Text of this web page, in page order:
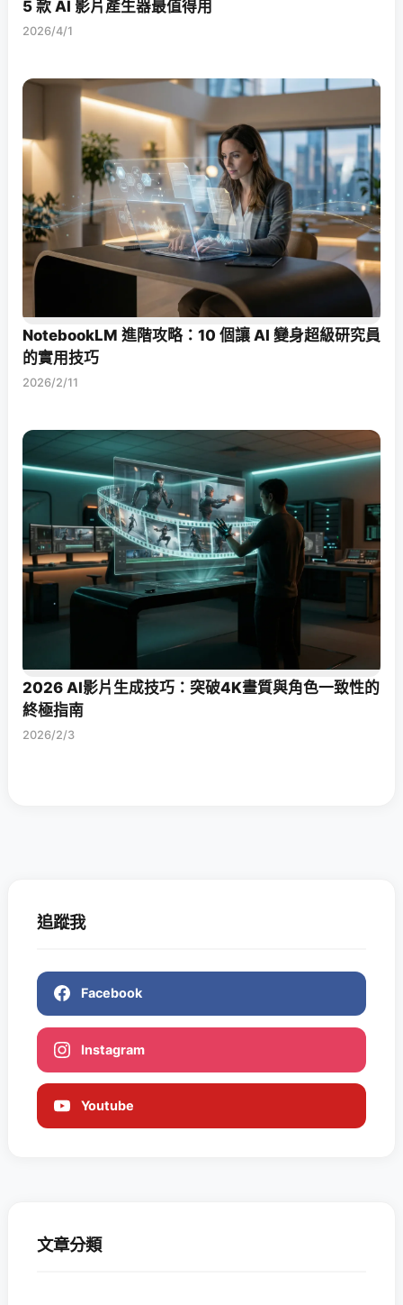
5 款 AI 影片產生器最值得用
2026/4/1
NotebookLM 進階攻略：10 個讓 AI 變身超級研究員
的實用技巧
2026/2/11
2026 AI影片生成技巧：突破4K畫質與角色一致性的
終極指南
2026/2/3
追蹤我
Facebook
Instagram
Youtube
文章分類